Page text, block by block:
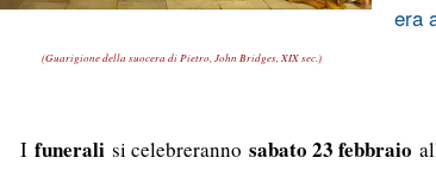
(Guarigione della suocera di Pietro, John Bridges, XIX sec.)
era
I funerali si celebreranno sabato 23 febbraio